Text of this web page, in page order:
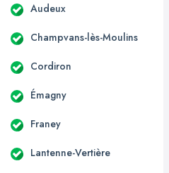
Audeux
Champvans-lès-Moulins
Cordiron
Émagny
Franey
Lantenne-Vertière